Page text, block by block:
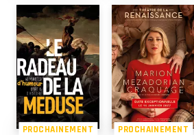
PROCHAINEMENT PROCHAINEMENT